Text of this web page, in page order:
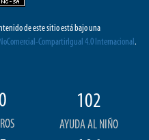
de este sitio está bajo una
CompartirIgual 4.0 Internacional.
102
AYUDA AL NIÑO